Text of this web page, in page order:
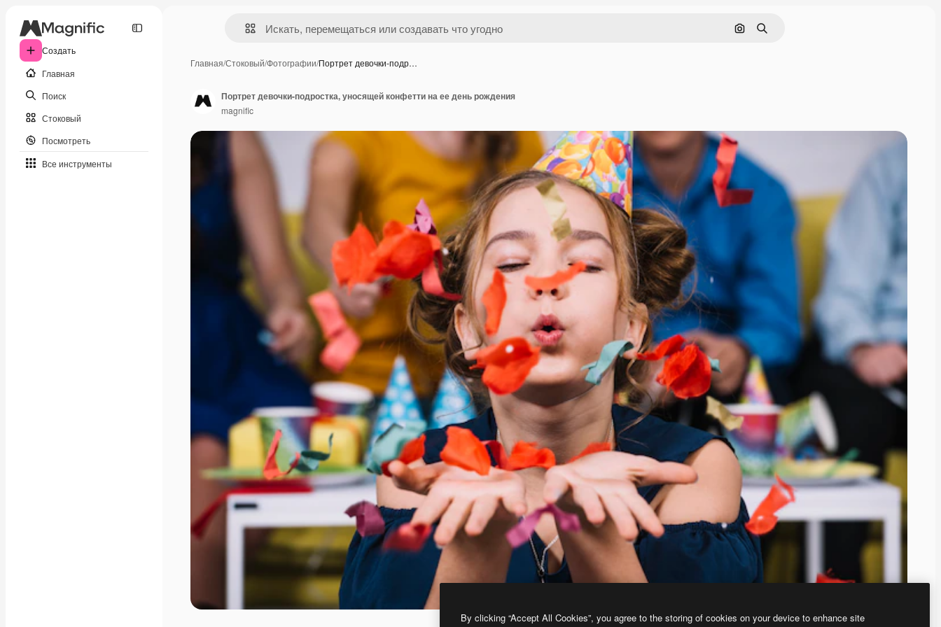
Создать
Главная
Поиск
Стоковый
Посмотреть
Все инструменты
Поиск по изображению
Поиск
Главная/Стоковый/Фотографии/Портрет девочки-подр…
Портрет девочки-подростка, уносящей конфетти на ее день рождения
magnific
By clicking “Accept All Cookies”, you agree to the storing of cookies on your device to enhance site